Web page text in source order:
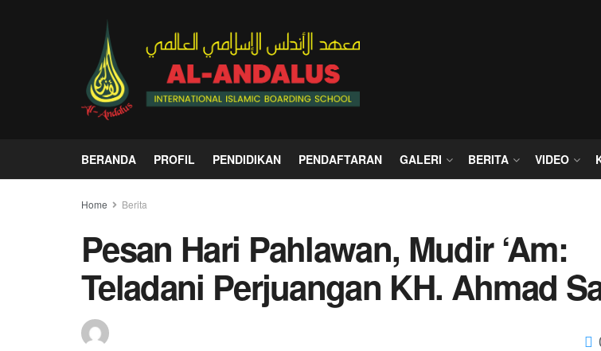
BERANDA PROFIL PENDIDIKAN PENDAFTARAN GALERI BERITA VIDEO
Home Berita
Pesan Hari Pahlawan, Mudir ‘Am:
Teladani Perjuangan KH. Ahmad